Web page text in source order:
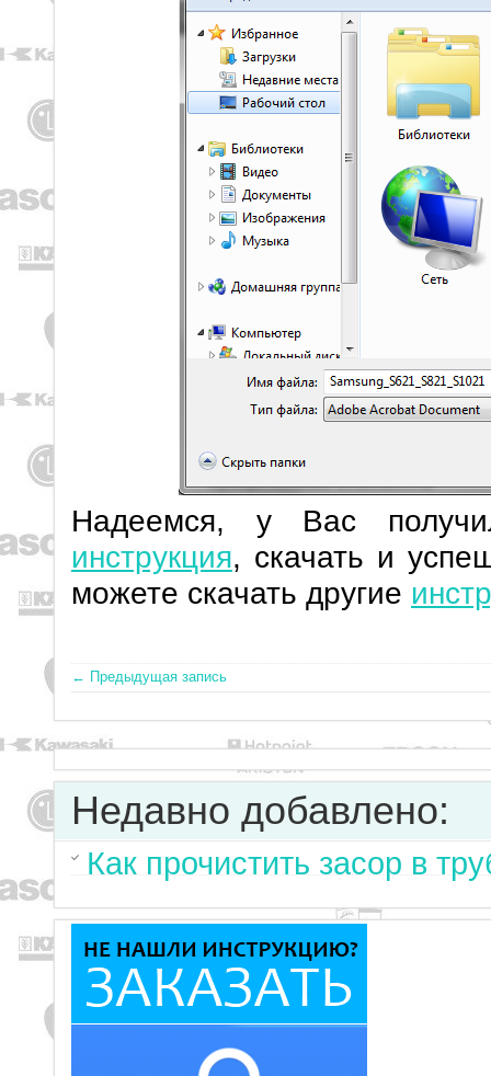
Надеемся, у Вас
инструкция, скачать и
можете скачать другие
← Предыдущая запись
Недавно добавлено:
Как прочистить засор в